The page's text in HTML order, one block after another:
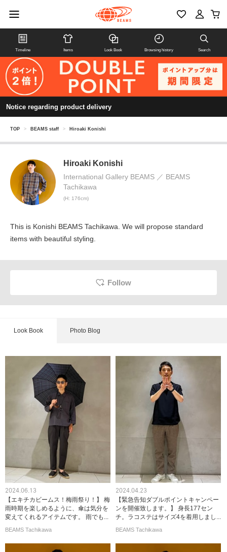
Timeline Items Look Book Browsing history Search
Notice regarding product delivery
TOP > BEAMS staff > Hiroaki Konishi
Hiroaki Konishi
International Gallery BEAMS
BEAMS
Tachikawa
(H: 176cm)
This is Konishi BEAMS Tachikawa. We will propose standard
items with beautiful styling.
Follow
Look Book Photo Blog
2024.06.13
【エキチカビームス！梅雨祭り！】 梅
雨時期を楽しめるように、傘は気分を
変えてくれるアイテムです。 雨でも...
BEAMS Tachikawa
2024.04.23
【緊急告知ダブルポイントキャンペー
ンを開催致します。】 身長177セン
チ。ラコステはサイズ4を着用しまし...
BEAMS Tachikawa